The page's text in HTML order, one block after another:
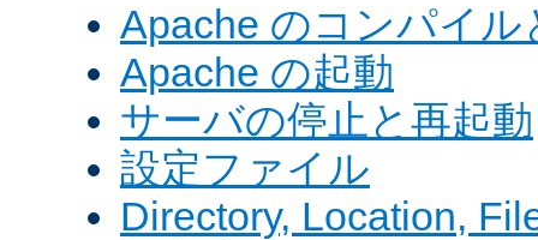
Apache のコンパイ
Apache の起動
サーバの停止と再起動
設定ファイル
Directory, Location,